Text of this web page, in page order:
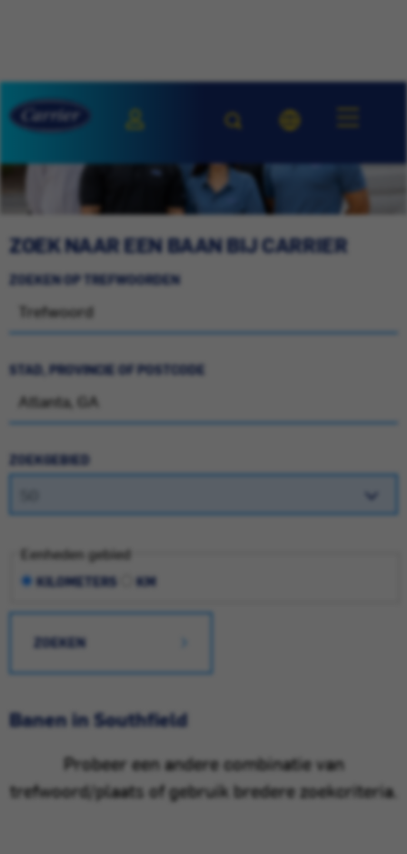
ZOEK NAAR EEN BAAN BIJ CARRIER
ZOEKEN OP TREFWOORDEN
STAD, PROVINCIE OF POSTCODE
ZOEKGEBIED
Eenheden gebied
KILOMETERS KM
ZOEKEN
Banen in Southfield
Probeer een andere combinatie van
trefwoord/plaats of gebruik bredere zoekcriteria.